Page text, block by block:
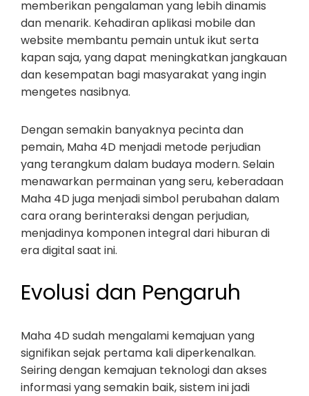
memberikan pengalaman yang lebih dinamis
dan menarik. Kehadiran aplikasi mobile dan
website membantu pemain untuk ikut serta
kapan saja, yang dapat meningkatkan jangkauan
dan kesempatan bagi masyarakat yang ingin
mengetes nasibnya.
Dengan semakin banyaknya pecinta dan
pemain, Maha 4D menjadi metode perjudian
yang terangkum dalam budaya modern. Selain
menawarkan permainan yang seru, keberadaan
Maha 4D juga menjadi simbol perubahan dalam
cara orang berinteraksi dengan perjudian,
menjadinya komponen integral dari hiburan di
era digital saat ini.
Evolusi dan Pengaruh
Maha 4D sudah mengalami kemajuan yang
signifikan sejak pertama kali diperkenalkan.
Seiring dengan kemajuan teknologi dan akses
informasi yang semakin baik, sistem ini jadi